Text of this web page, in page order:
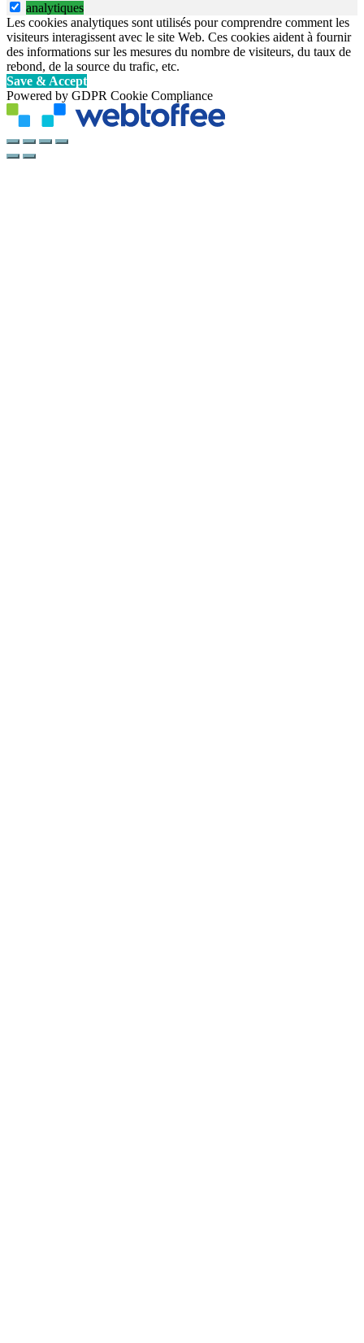
analytiques
Les cookies analytiques sont utilisés pour comprendre comment les
visiteurs interagissent avec le site Web. Ces cookies aident à fournir
des informations sur les mesures du nombre de visiteurs, du taux de
rebond, de la source du trafic, etc.
Save & Accept
Powered by GDPR Cookie Compliance